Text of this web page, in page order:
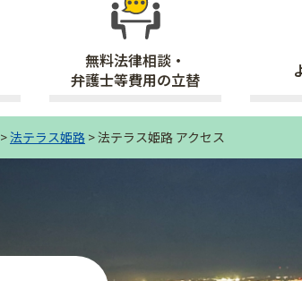
無料法律相談・
弁護士等費用の立替
>法テラス姫路 >法テラス姫路 アクセス